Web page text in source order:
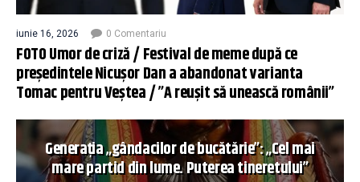
iunie 16, 2026 0 Comentariu
FOTO Umor de criză / Festival de meme după ce
președintele Nicușor Dan a abandonat varianta
Tomac pentru Veștea / ”A reușit să unească românii”
Generația „gândacilor de bucătărie”: „Cel mai
mare partid din lume. Puterea tineretului”